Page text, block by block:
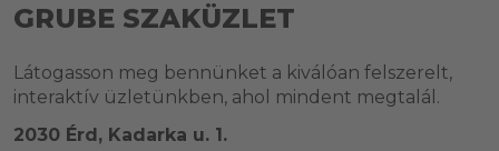
GRUBE SZAKÜZLET
Látogasson meg bennünket a kiválóan felszerelt,
interaktív üzletünkben, ahol mindent megtalál.
2030 Érd, Kadarka u. 1.